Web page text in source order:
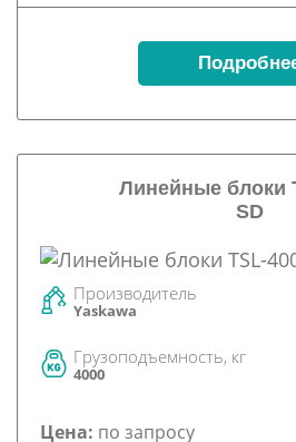
Линейные блоки
SD
Производитель
Yaskawa
Грузоподъемность, кг
4000
Цена: по запросу